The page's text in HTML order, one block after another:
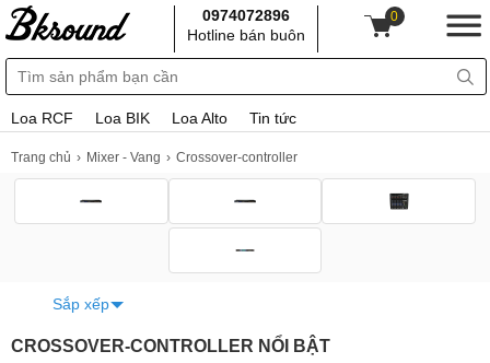
0974072896
Hotline bán buôn
0
Loa RCF Loa BIK Loa Alto Tin tức
Trang chủ Mixer - Vang Crossover-controller
Sắp xếp
CROSSOVER-CONTROLLER NỔI BẬT